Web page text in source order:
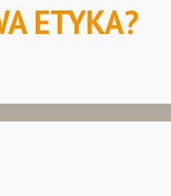
ETYKA?